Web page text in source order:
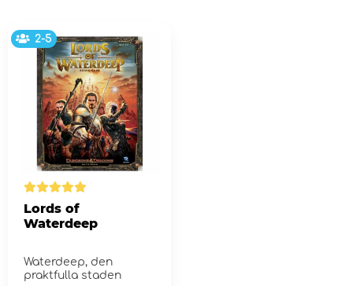
2-5
Lords of
Waterdeep
Waterdeep, den
praktfulla staden